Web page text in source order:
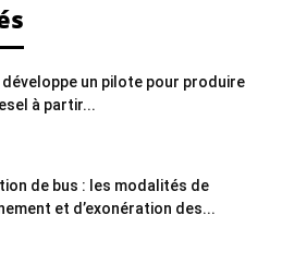
développe un pilote pour produire
à partir...
de bus : les modalités de
et d’exonération des...